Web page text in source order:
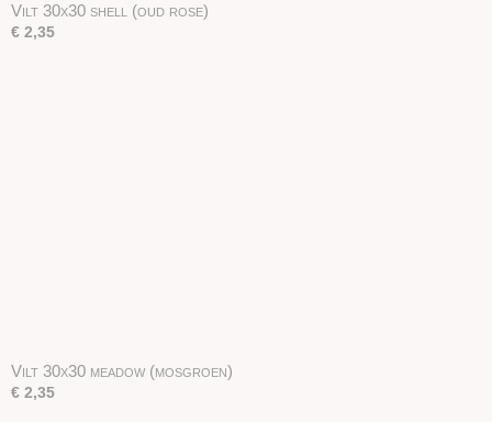
Vilt 30x30 shell (oud rose)
€ 2,35
Vilt 30x30 meadow (mosgroen)
€ 2,35